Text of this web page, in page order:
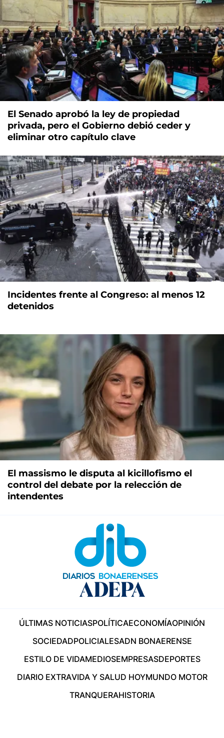
El Senado aprobó la ley de propiedad
privada, pero el Gobierno debió ceder y
eliminar otro capítulo clave
Incidentes frente al Congreso: al menos 12
detenidos
El massismo le disputa al kicillofismo el
control del debate por la relección de
intendentes
ÚLTIMAS NOTICIASPOLÍTICAECONOMÍAOPINIÓN
SOCIEDADPOLICIALESADN BONAERENSE
ESTILO DE VIDAMEDIOSEMPRESASDEPORTES
DIARIO EXTRAVIDA Y SALUD HOYMUNDO MOTOR
TRANQUERAHISTORIA